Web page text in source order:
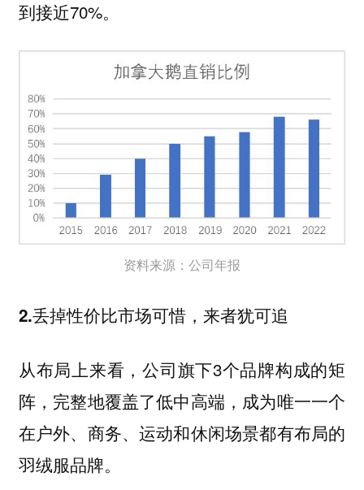
到接近70%。
资料来源：公司年报
2.丢掉性价比市场可惜，来者犹可追
从布局上来看，公司旗下3个品牌构成的矩
阵，完整地覆盖了低中高端，成为唯一一个
在户外、商务、运动和休闲场景都有布局的
羽绒服品牌。